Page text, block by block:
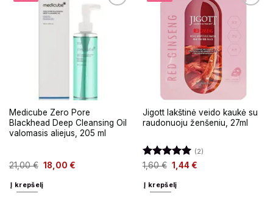
Medicube Zero Pore
Blackhead Deep Cleansing Oil
valomasis aliejus, 205 ml
21,00€ 18,00 €
Į krepšelį
Jigott lakštinė veido kaukė su
raudonuoju ženšeniu, 27ml
Įvertinimas:
(2)
1,60€ 1,44€
Į krepšelį